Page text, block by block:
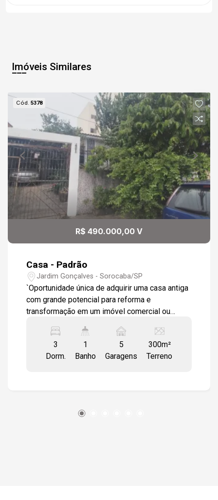
Imóveis Similares
Cód.5378
R$ 490.000,00 V
Casa - Padrão
Jardim Gonçalves - Sorocaba/SP
`Oportunidade única de adquirir uma casa antiga
com grande potencial para reforma e
transformação em um imóvel comercial ou
movimentada com diversos comércios, esta
casa de 300 metros quadrados de terreno e 10
metros de frente oferece uma excelente
cozinha e o banheiro estão revestidos com
3
Dorm.
1
Banho
5
Garagens
300m²
Terreno